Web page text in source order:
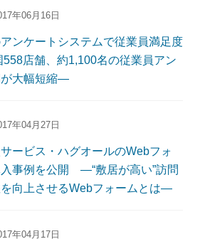
年06月16日
ンケートシステムで従業員満足度
店舗、約1,100名の従業員アン
が大幅短縮―
年04月27日
ービス・ハグオールのWebフォ
事例を公開 ―“敷居が高い”訪問
向上させるWebフォームとは―
年04月17日